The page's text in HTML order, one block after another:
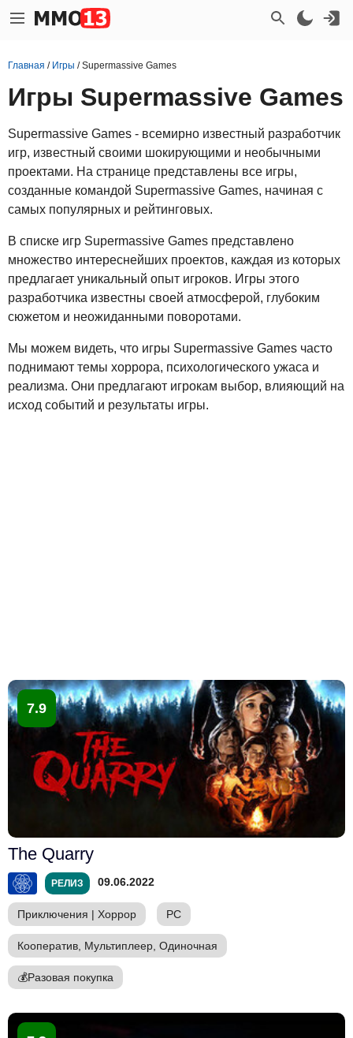
Главная / Игры /Supermassive Games
Игры Supermassive Games
Supermassive Games - всемирно известный разработчик
игр, известный своими шокирующими и необычными
проектами. На странице представлены все игры,
созданные командой Supermassive Games, начиная с
самых популярных и рейтинговых.
В списке игр Supermassive Games представлено
множество интереснейших проектов, каждая из которых
предлагает уникальный опыт игроков. Игры этого
разработчика известны своей атмосферой, глубоким
сюжетом и неожиданными поворотами.
Мы можем видеть, что игры Supermassive Games часто
поднимают темы хоррора, психологического ужаса и
реализма. Они предлагают игрокам выбор, влияющий на
исход событий и результаты игры.
7.9
The Quarry
РЕЛИЗ 09.06.2022
Приключения | Хоррор PC
Кооператив, Мультиплеер, Одиночная
💰Разовая покупка